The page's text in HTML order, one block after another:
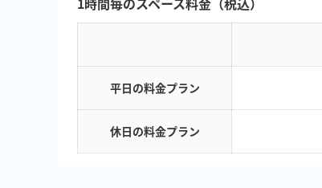
平日の料金プラン
休日の料金プラン